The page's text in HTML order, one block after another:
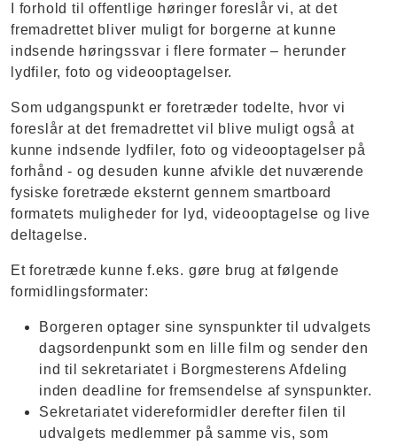
I forhold til offentlige høringer foreslår vi, at det
fremadrettet bliver muligt for borgerne at kunne
indsende høringssvar i flere formater – herunder
lydfiler, foto og videooptagelser.
Som udgangspunkt er foretræder todelte, hvor vi
foreslår at det fremadrettet vil blive muligt også at
kunne indsende lydfiler, foto og videooptagelser på
forhånd - og desuden kunne afvikle det nuværende
fysiske foretræde eksternt gennem smartboard
formatets muligheder for lyd, videooptagelse og live
deltagelse.
Et foretræde kunne f.eks. gøre brug at følgende
formidlingsformater:
Borgeren optager sine synspunkter til udvalgets
dagsordenpunkt som en lille film og sender den
ind til sekretariatet i Borgmesterens Afdeling
inden deadline for fremsendelse af synspunkter.
Sekretariatet videreformidler derefter filen til
udvalgets medlemmer på samme vis, som